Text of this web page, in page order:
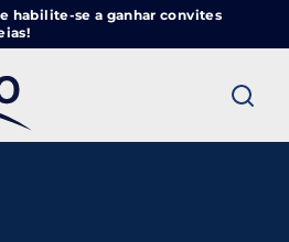
e habilite-se a ganhar convites
– Onde O Cinema Acontece